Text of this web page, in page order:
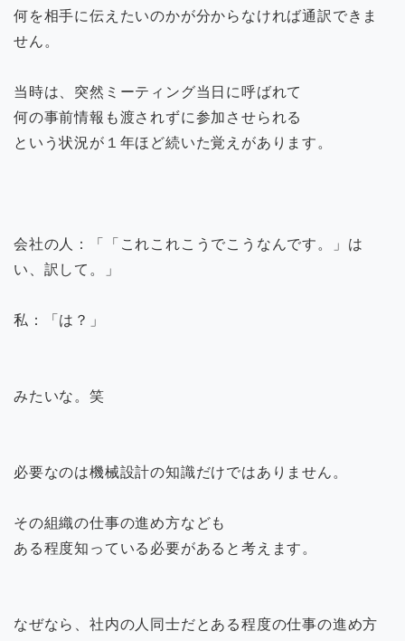
何を相手に伝えたいのかが分からなければ通訳できま
せん。
当時は、突然ミーティング当日に呼ばれて
何の事前情報も渡されずに参加させられる
という状況が１年ほど続いた覚えがあります。
会社の人：「「これこれこうでこうなんです。」は
い、訳して。」
私：「は？」
みたいな。笑
必要なのは機械設計の知識だけではありません。
その組織の仕事の進め方なども
ある程度知っている必要があると考えます。
なぜなら、社内の人同士だとある程度の仕事の進め方